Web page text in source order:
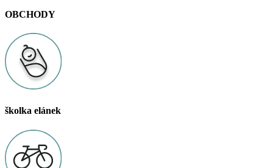
OBCHODY
školka elánek